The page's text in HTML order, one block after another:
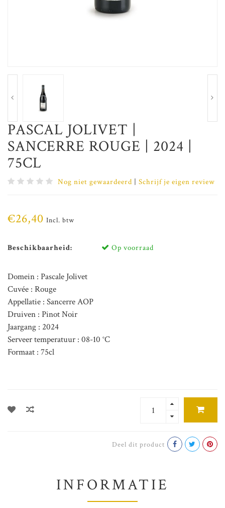
PASCAL JOLIVET |
SANCERRE ROUGE | 2024 |
75CL
Nog niet gewaardeerd | Schrijf je eigen review
€26,40 Incl. btw
Beschikbaarheid: Op voorraad
Domein : Pascale Jolivet
Cuvée : Rouge
Appellatie : Sancerre AOP
Druiven : Pinot Noir
Jaargang : 2024
Serveer temperatuur : 08-10 °C
Formaat : 75cl
Deel dit product
INFORMATIE